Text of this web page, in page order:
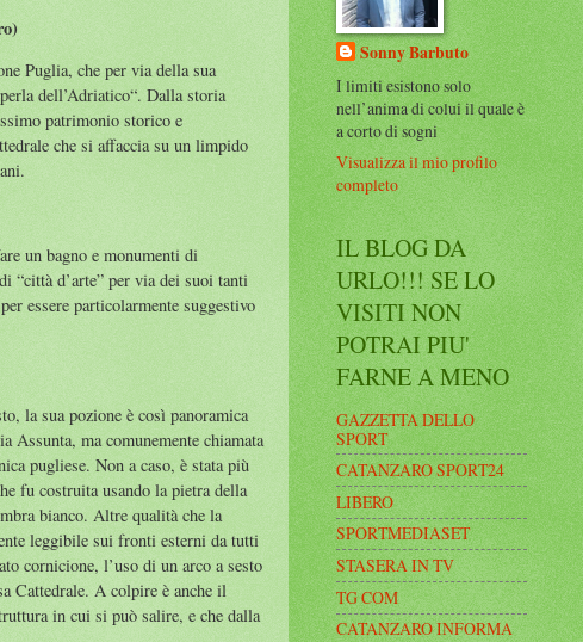
Puglia, che per via della sua
dell’Adriatico“. Dalla storia
patrimonio storico e
che si affaccia su un limpido
un bagno e monumenti di
“città d’arte” per via dei suoi tanti
essere particolarmente suggestivo
la sua pozione è così panoramica
Assunta, ma comunemente chiamata
pugliese. Non a caso, è stata più
fu costruita usando la pietra della
bianco. Altre qualità che la
leggibile sui fronti esterni da tutti
cornicione, l’uso di un arco a sesto
Cattedrale. A colpire è anche il
in cui si può salire, e che dalla
Sonny Barbuto
I limiti esistono solo
nell’anima di colui il quale è
a corto di sogni
Visualizza il mio profilo
completo
IL BLOG DA
URLO!!! SE LO
VISITI NON
POTRAI PIU'
FARNE A MENO
GAZZETTA DELLO
SPORT
CATANZARO SPORT24
LIBERO
SPORTMEDIASET
STASERA IN TV
TG COM
CATANZARO INFORMA